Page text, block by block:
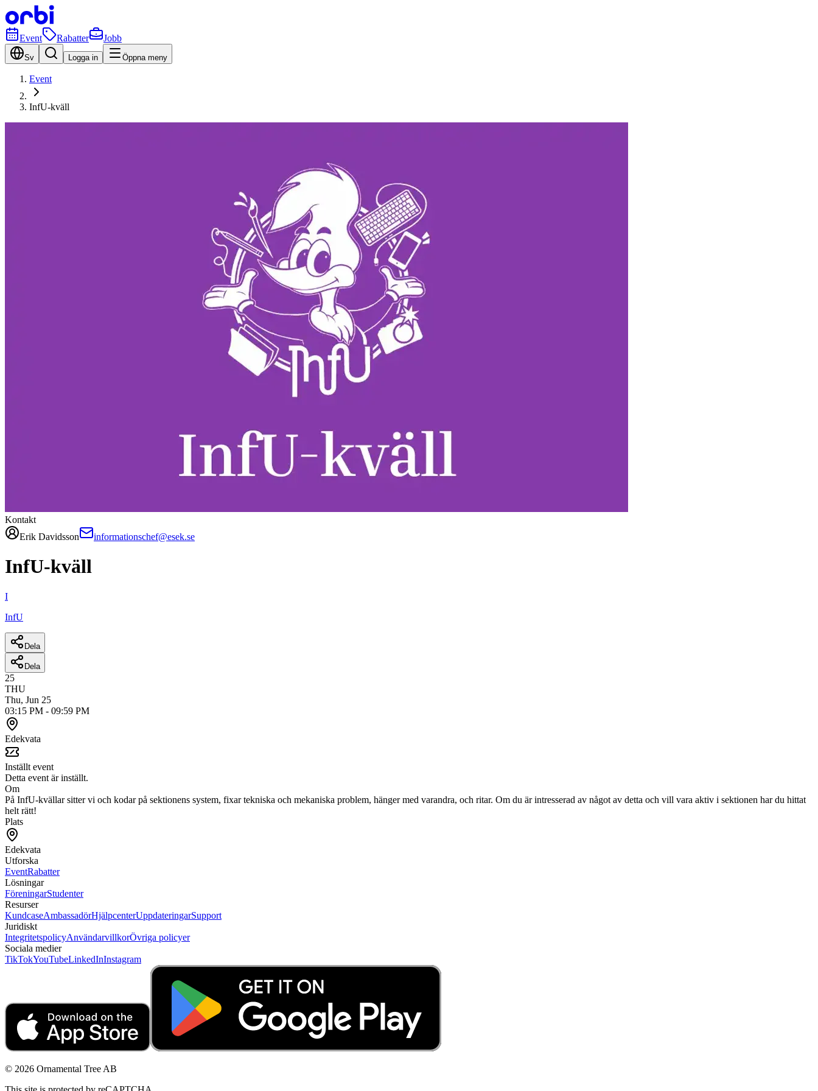
Event Rabatter Jobb
Sv Logga in Öppna meny
Event
InfU-kväll
Kontakt
Erik Davidsson
informationschef@esek.se
InfU-kväll
I
InfU
Dela
Dela
25
THU
Thu, Jun 25
03:15 PM - 09:59 PM
Edekvata
Inställt event
Detta event är inställt.
Om
På InfU-kvällar sitter vi och kodar på sektionens system, fixar tekniska och mekaniska problem, hänger med varandra, och ritar. Om du är intresserad av något av detta och vill vara aktiv i sektionen har du hittat
helt rätt!
Plats
Edekvata
Utforska
EventRabatter
Lösningar
FöreningarStudenter
Resurser
KundcaseAmbassadörHjälpcenterUppdateringarSupport
Juridiskt
IntegritetspolicyAnvändarvillkorÖvriga policyer
Sociala medier
TikTokYouTubeLinkedInInstagram
© 2026 Ornamental Tree AB